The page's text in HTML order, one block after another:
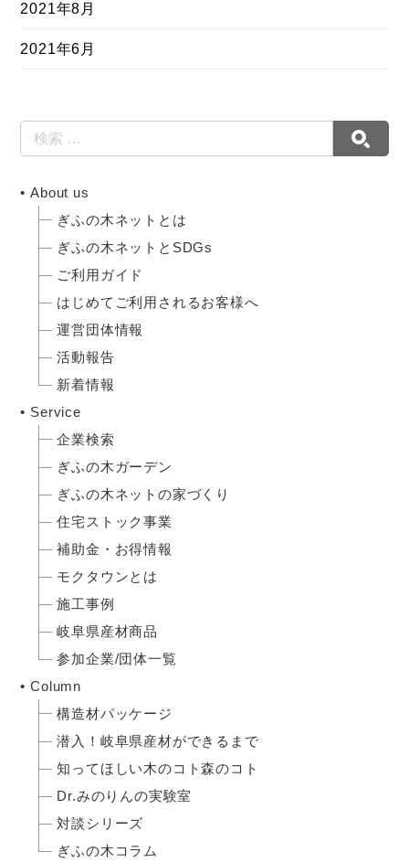
2021年8月
2021年6月
About us
ぎふの木ネットとは
ぎふの木ネットとSDGs
ご利用ガイド
はじめてご利用されるお客様へ
運営団体情報
活動報告
新着情報
Service
企業検索
ぎふの木ガーデン
ぎふの木ネットの家づくり
住宅ストック事業
補助金・お得情報
モクタウンとは
施工事例
岐阜県産材商品
参加企業/団体一覧
Column
構造材パッケージ
潜入！岐阜県産材ができるまで
知ってほしい木のコト森のコト
Dr.みのりんの実験室
対談シリーズ
ぎふの木コラム